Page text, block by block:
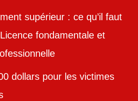
supérieur : ce qu’il faut
fondamentale et
dollars pour les victimes